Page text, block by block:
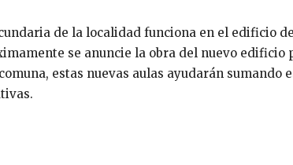
de la localidad funciona en el edificio
se anuncie la obra del nuevo edificio
estas nuevas aulas ayudarán sumando